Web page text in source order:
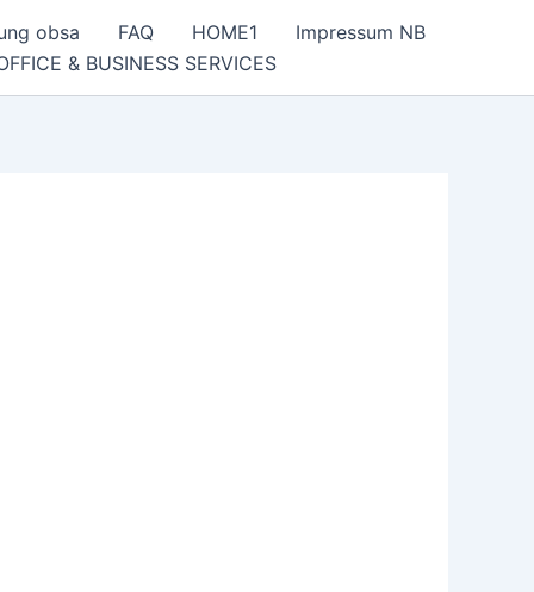
obsa FAQ HOME1
Impressum NB
& BUSINESS SERVICES